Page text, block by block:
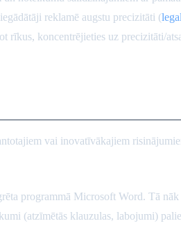
reklamē augstu precizitāti (
rīkus, koncentrējieties uz precizitāti/
vai inovatīvākajiem
programmā Microsoft Word. Tā
(atzīmētās klauzulas, labojumi)